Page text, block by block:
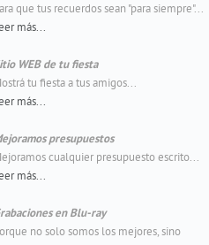
que tus recuerdos sean "para siempre"...
más...
WEB de tu fiesta
tu fiesta a tus amigos...
más...
presupuestos
cualquier presupuesto escrito...
más...
en Blu-ray
no solo somos los mejores, sino